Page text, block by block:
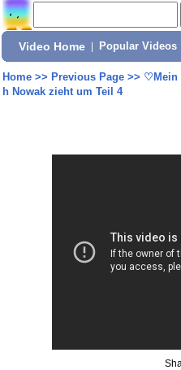
Video Home Popular Videos
Home>> Previous Page>> ♡Mein
h Nowak zieht um Teil 4